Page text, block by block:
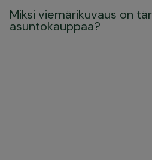
Miksi viemärikuvaus on
asuntokauppaa?